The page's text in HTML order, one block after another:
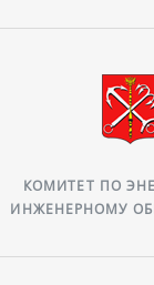
КОМИТЕТ ПО
ИНЖЕНЕРНОМУ